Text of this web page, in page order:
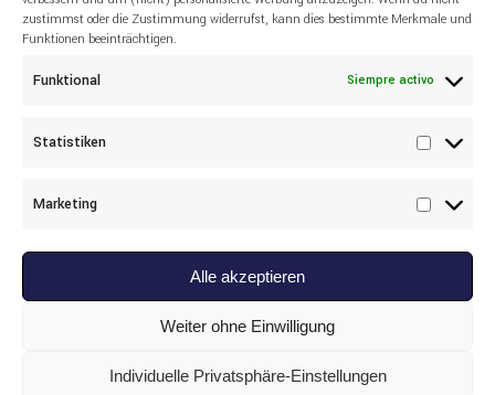
zustimmst oder die Zustimmung widerrufst, kann dies bestimmte Merkmale und
Funktionen beeinträchtigen.
Funktional Siempre activo
Statistiken
Marketing
Alle akzeptieren
Weiter ohne Einwilligung
Individuelle Privatsphäre-Einstellungen
LIEBHERR
Liebherr PR776